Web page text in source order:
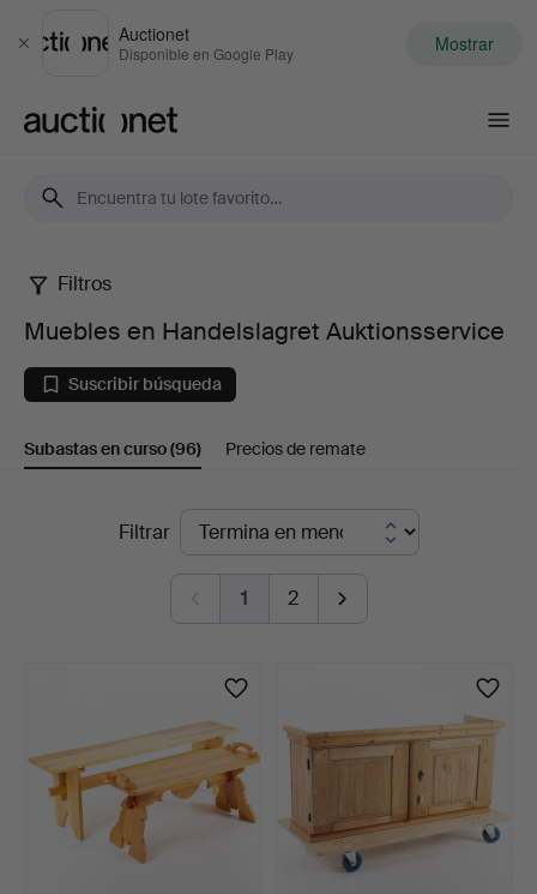
Cerrar
Auctionet
Disponible en Google Play Mostrar
Muebles
en
Handelslagret
Auktionsservice
Filtros
Muebles en Handelslagret Auktionsservice
Suscribir búsqueda
Subastas en curso(96) Precios de remate
SubastasFiltrar
1 2